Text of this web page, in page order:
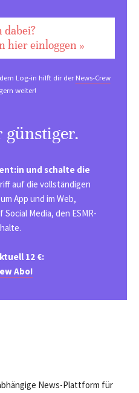
dabei?
hier einloggen »
Log-in hilft dir derNews-Crew
gern weiter!
günstiger.
und schalte die
auf die vollständigen
App und im Web,
Media, den ESMR-
12 €:
Abo!
News-Plattform für